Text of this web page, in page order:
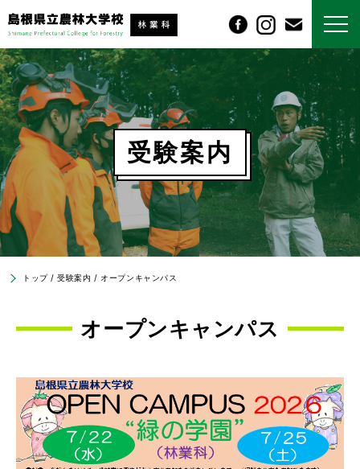
受験案内
トップ/受験案内 /オープンキャンパス
オープンキャンパス